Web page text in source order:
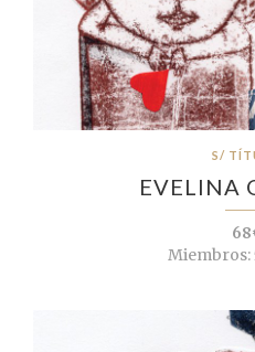
S/
EVELINA
Miembros: